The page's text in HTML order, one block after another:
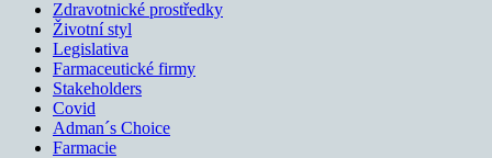
Zdravotnické prostředky
Životní styl
Legislativa
Farmaceutické firmy
Stakeholders
Covid
Adman´s Choice
Farmacie